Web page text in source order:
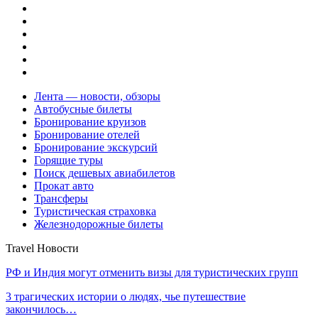
Лента — новости, обзоры
Автобусные билеты
Бронирование круизов
Бронирование отелей
Бронирование экскурсий
Горящие туры
Поиск дешевых авиабилетов
Прокат авто
Трансферы
Туристическая страховка
Железнодорожные билеты
Travel Новости
РФ и Индия могут отменить визы для туристических групп
3 трагических истории о людях, чье путешествие
закончилось…